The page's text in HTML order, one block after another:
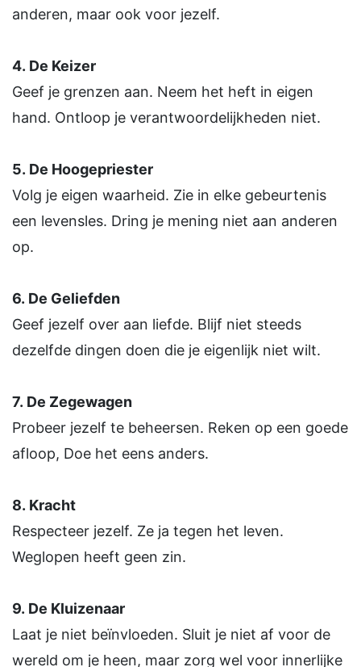
anderen, maar ook voor jezelf.
4. De Keizer
Geef je grenzen aan. Neem het heft in eigen
hand. Ontloop je verantwoordelijkheden niet.
5. De Hoogepriester
Volg je eigen waarheid. Zie in elke gebeurtenis
een levensles. Dring je mening niet aan anderen
op.
6. De Geliefden
Geef jezelf over aan liefde. Blijf niet steeds
dezelfde dingen doen die je eigenlijk niet wilt.
7. De Zegewagen
Probeer jezelf te beheersen. Reken op een goede
afloop, Doe het eens anders.
8. Kracht
Respecteer jezelf. Ze ja tegen het leven.
Weglopen heeft geen zin.
9. De Kluizenaar
Laat je niet beïnvloeden. Sluit je niet af voor de
wereld om je heen, maar zorg wel voor innerlijke